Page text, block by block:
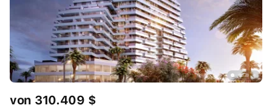
von 310.409 $